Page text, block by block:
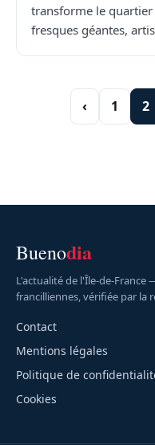
transforme le quartier
fresques géantes,
‹ 1 2
Buenodia
L'actualité de l'Île-de-France
francilliennes, vérifiée par la
Contact
Mentions légales
Politique de
Cookies